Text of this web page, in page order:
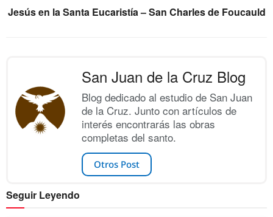
Jesús en la Santa Eucaristía – San Charles de Foucauld
San Juan de la Cruz Blog
Blog dedicado al estudio de San Juan
de la Cruz. Junto con artículos de
interés encontrarás las obras
completas del santo.
Otros Post
Seguir Leyendo